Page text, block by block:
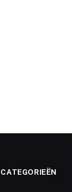
CATEGORIEËN